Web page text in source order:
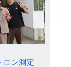
ロン測定